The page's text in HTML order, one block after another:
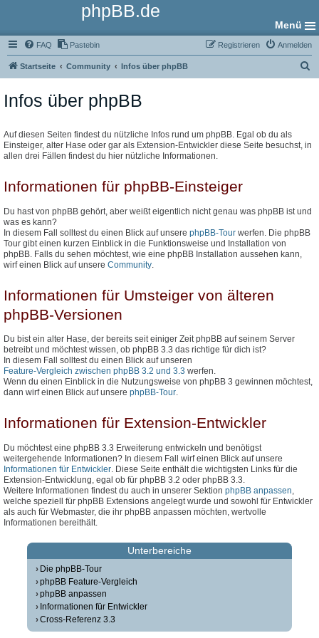
phpBB.de
Menü
FAQ Pastebin Anmelden
Registrieren
Startseite Community Infos über phpBB
Infos über phpBB
Auf diesen Seiten findest du nützliche Infos rund um phpBB. Egal ob du als
Einsteiger, alter Hase oder gar als Extension-Entwickler diese Seite besuchst, in
allen drei Fällen findest du hier nützliche Informationen.
Informationen für phpBB-Einsteiger
Du hast von phpBB gehört, aber weißt eigentlich nicht genau was phpBB ist und
was es kann?
In diesem Fall solltest du einen Blick auf unsere phpBB-Tour werfen. Die phpBB
Tour gibt einen kurzen Einblick in die Funktionsweise und Installation von
phpBB. Falls du sehen möchtest, wie eine phpBB Installation aussehen kann,
wirf einen Blick auf unsere Community
Informationen für Umsteiger von älteren
phpBB-Versionen
Du bist ein alter Hase, der bereits seit einiger Zeit phpBB auf seinem Server
betreibt und möchtest wissen, ob phpBB 3.3 das richtige für dich ist?
In diesem Fall solltest du einen Blick auf unseren
Feature-Vergleich zwischen phpBB 3.2 und 3.3 werfen.
Wenn du einen Einblick in die Nutzungsweise von phpBB 3 gewinnen möchtest,
dann wirf einen Blick auf unsere phpBB-Tour.
Informationen für Extension-Entwickler
Du möchtest eine phpBB 3.3 Erweiterung entwickeln und benötigst
weitergehende Informationen? In diesem Fall wirf einen Blick auf unsere
Informationen für Entwickler . Diese Seite enthält die wichtigsten Links für die
Extension-Entwicklung, egal ob für phpBB 3.2 oder phpBB 3.3.
Weitere Informationen findest du auch in unserer Sektion phpBB anpassen
welche speziell für phpBB Extensions angelegt wurde und sowohl für Entwickler
als auch für Webmaster, die ihr phpBB anpassen möchten, wertvolle
Informationen bereithält.
Unterbereiche
Die phpBB-Tour
phpBB Feature-Vergleich
phpBB anpassen
Informationen für Entwickler
Cross-Referenz 3.3